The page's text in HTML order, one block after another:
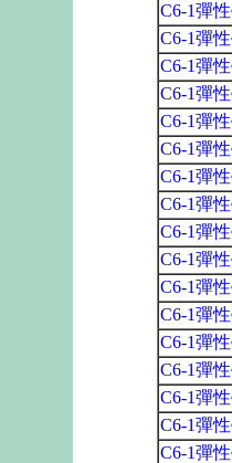
C6-1彈
C6-1彈
C6-1彈
C6-1彈
C6-1彈
C6-1彈
C6-1彈
C6-1彈
C6-1彈
C6-1彈
C6-1彈
C6-1彈
C6-1彈
C6-1彈
C6-1彈
C6-1彈
C6-1彈